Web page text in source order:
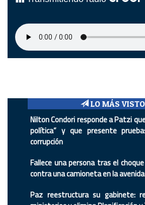
LO MÁS VISTO
Nilton Condori responde a Patzi
política” y que presente
corrupción
Fallece una persona tras el
contra una camioneta en la
Paz reestructura su gabinete: